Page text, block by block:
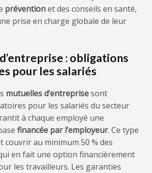
préventionet des conseils en santé,
prise en charge globale de leur
: obligations
pour les salariés
mutuelles d’entreprisesont
pour les salariés du secteur
à chaque employé une
financée par l’employeur. Ce type
couvrir au minimum 50 % des
en fait une option financièrement
les travailleurs. Les garanties